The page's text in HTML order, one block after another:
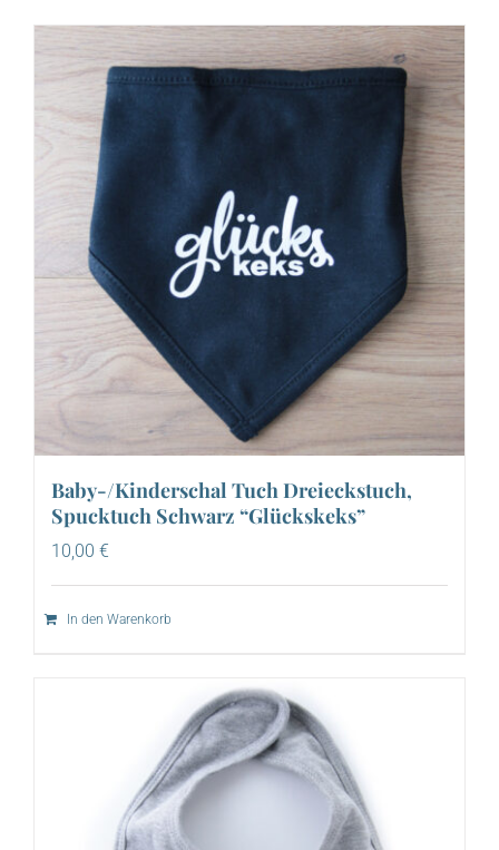
Baby-/Kinderschal Tuch Dreieckstuch,
Spucktuch Schwarz “Glückskeks”
10,00 €
In den Warenkorb